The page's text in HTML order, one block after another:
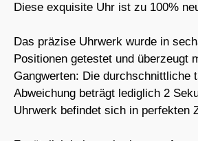
Diese exquisite Uhr ist zu 100%
Das präzise Uhrwerk wurde in
Positionen getestet und überzeugt
Gangwerten: Die durchschnittliche
Abweichung beträgt lediglich 2
Uhrwerk befindet sich in perfekten